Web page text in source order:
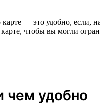
— это удобно, если,
чтобы вы могли
чем удобно